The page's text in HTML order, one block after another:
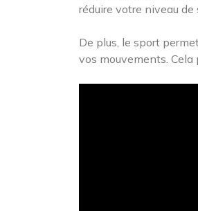
réduire votre niveau de
De plus, le sport
vos mouvements.